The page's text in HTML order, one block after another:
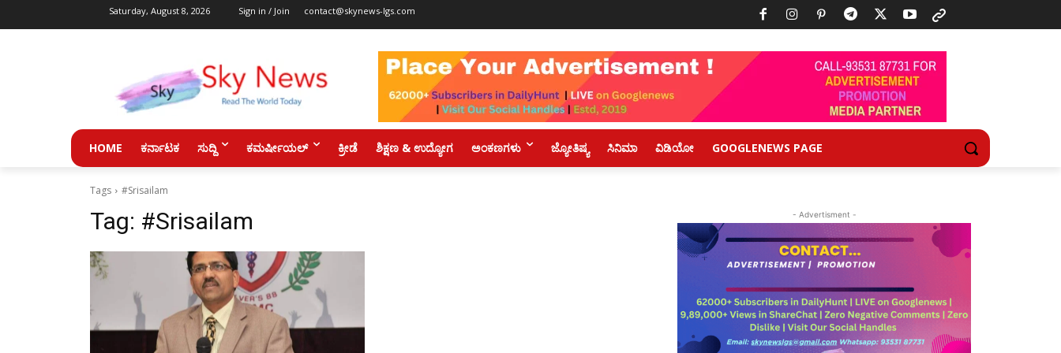
Saturday, August 8, 2026 Sign in / Join contact@skynews-lgs.com
HOME ಕರ್ನಾಟಕ ಸುದ್ದಿ ಕಮರ್ಷೀಯಲ್ ಕ್ರೀಡೆ ಶಿಕ್ಷಣ & ಉದ್ಯೋಗ ಅಂಕಣಗಳು ಜ್ಯೋತಿಷ್ಯ ಸಿನಿಮಾ ವಿಡಿಯೋ GOOGLENEWS PAGE
Tags #Srisailam
Tag: #Srisailam - Advertisment -